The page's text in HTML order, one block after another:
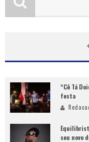
“Cê Tá
festa
seu novo